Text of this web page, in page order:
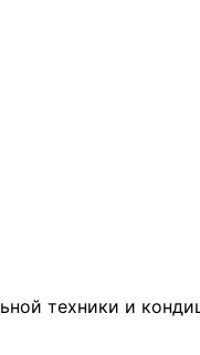
техники и